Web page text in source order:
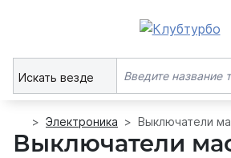
Искать везде
Электроника Выключатели
Выключатели